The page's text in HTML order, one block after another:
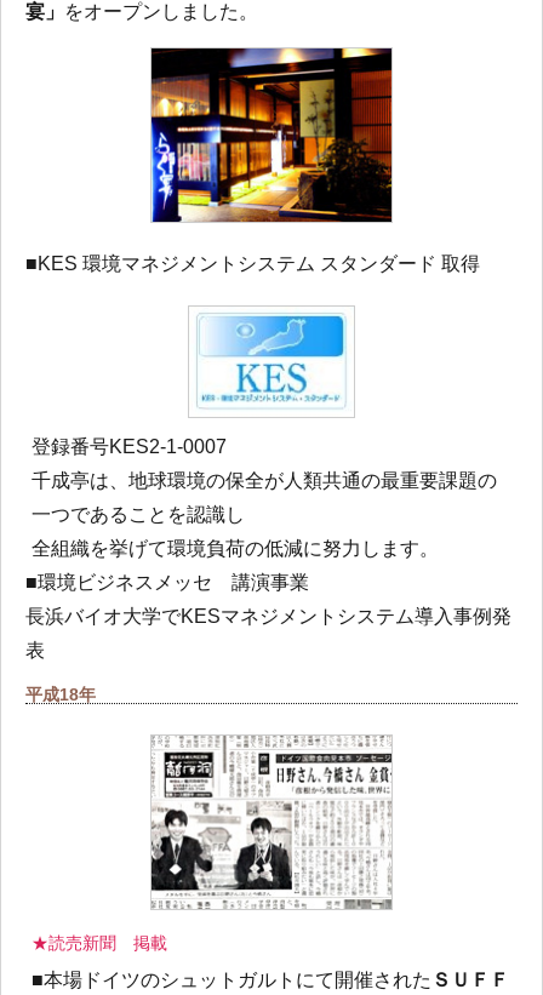
宴」 をオープンしました。
■KES 環境マネジメントシステム スタンダード 取得
登録番号KES2-1-0007
千成亭は、地球環境の保全が人類共通の最重要課題の
一つであることを認識し
全組織を挙げて環境負荷の低減に努力します。
■環境ビジネスメッセ 講演事業
長浜バイオ大学でKESマネジメントシステム導入事例発
表
平成18年
★読売新聞 掲載
■本場ドイツのシュットガルトにて開催された ＳＵＦＦ